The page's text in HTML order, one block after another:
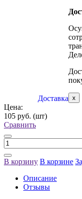
Доставка x
Цена:
105 руб. (шт)
Сравнить
В корзину В корзине
Описание
Отзывы